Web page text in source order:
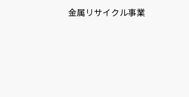
金属リサイクル事業